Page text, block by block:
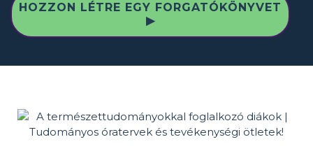
HOZZON LÉTRE EGY FORGATÓKÖNYVET
▶